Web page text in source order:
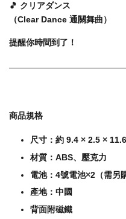
🎵 クリアダンス
（Clear Dance 通關舞曲）
提醒你時間到了！
商品規格
尺寸：約 9.4 × 2.5 ×
材質：ABS、壓克力
電池：4號電池×2（需另
產地：中國
背面附磁鐵